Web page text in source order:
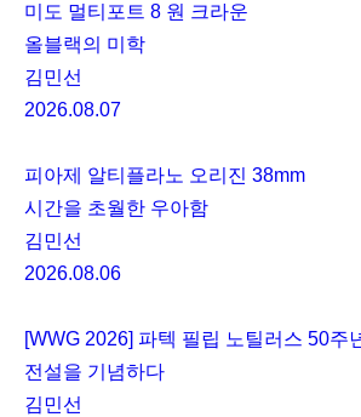
미도 멀티포트 8 원 크라운
올블랙의 미학
김민선
2026.08.07
피아제 알티플라노 오리진 38mm
시간을 초월한 우아함
김민선
2026.08.06
[WWG 2026] 파텍 필립 노틸러스 50주
전설을 기념하다
김민선